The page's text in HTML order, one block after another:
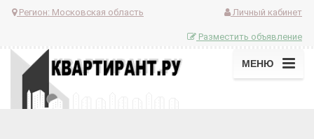
Регион: Московская область Личный кабинет
Разместить объявление
МЕНЮ